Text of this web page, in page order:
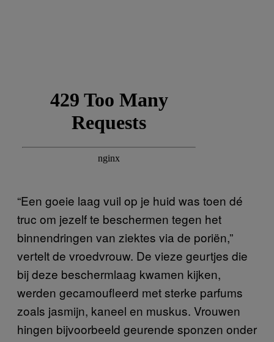
“Een goeie laag vuil op je huid was toen dé
truc om jezelf te beschermen tegen het
binnendringen van ziektes via de poriën,”
vertelt de vroedvrouw. De vieze geurtjes die
bij deze beschermlaag kwamen kijken,
werden gecamoufleerd met sterke parfums
zoals jasmijn, kaneel en muskus. Vrouwen
hingen bijvoorbeeld geurende sponzen onder